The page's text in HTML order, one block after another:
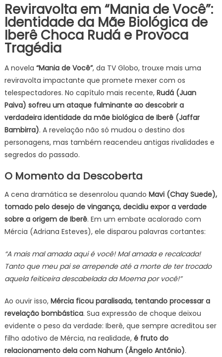
de
Você,
Identidade
da
Biológica
de
Iberê
Choca
Rudá
e
Tragédia
Reviravolta em “Mania de Você”:
Identidade da Mãe Biológica de
Iberê Choca Rudá e Provoca
Tragédia
A novela “Mania de Você”, da TV Globo, trouxe mais uma
reviravolta impactante que promete mexer com os
telespectadores. No capítulo mais recente, Rudá (Juan
Paiva) sofreu um ataque fulminante ao descobrir a
verdadeira identidade da mãe biológica de Iberê (Jaffar
Bambirra). A revelação não só mudou o destino dos
personagens, mas também reacendeu antigas rivalidades e
segredos do passado.
O Momento da Descoberta
A cena dramática se desenrolou quando Mavi (Chay Suede),
tomado pelo desejo de vingança, decidiu expor a verdade
sobre a origem de Iberê. Em um embate acalorado com
Mércia (Adriana Esteves), ele disparou palavras cortantes:
“A mais mal amada aqui é você! Mal amada e recalcada!
Tanto que meu pai se arrepende até a morte de ter trocado
aquela feiticeira descabelada da Moema por você!”
Ao ouvir isso, Mércia ficou paralisada, tentando processar a
revelação bombástica. Sua expressão de choque deixou
evidente o peso da verdade: Iberê, que sempre acreditou ser
filho adotivo de Mércia, na realidade, é fruto do
relacionamento dela com Nahum (Ângelo Antônio).